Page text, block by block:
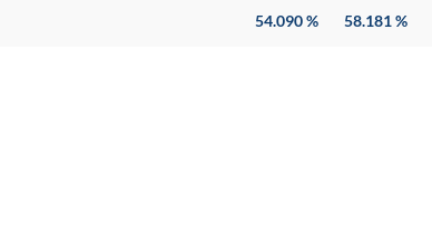
54.090 % 58.181 %